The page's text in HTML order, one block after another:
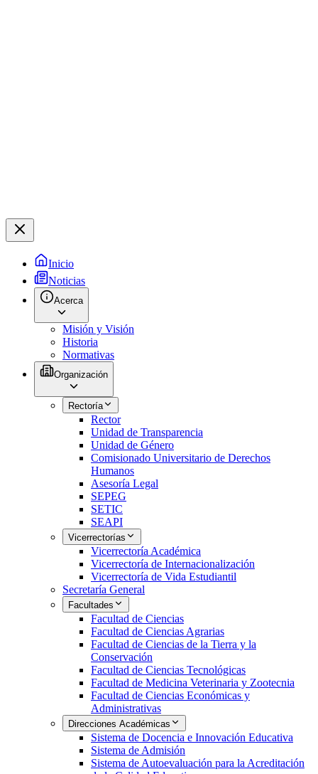
Inicio
Noticias
Acerca
Misión y Visión
Historia
Normativas
Organización
Rectoría
Rector
Unidad de Transparencia
Unidad de Género
Comisionado Universitario de Derechos
Humanos
Asesoría Legal
SEPEG
SETIC
SEAPI
Vicerrectorías
Vicerrectoría Académica
Vicerrectoría de Internacionalización
Vicerrectoría de Vida Estudiantil
Secretaría General
Facultades
Facultad de Ciencias
Facultad de Ciencias Agrarias
Facultad de Ciencias de la Tierra y la
Conservación
Facultad de Ciencias Tecnológicas
Facultad de Medicina Veterinaria y Zootecnia
Facultad de Ciencias Económicas y
Administrativas
Direcciones Académicas
Sistema de Docencia e Innovación Educativa
Sistema de Admisión
Sistema de Autoevaluación para la Acreditación